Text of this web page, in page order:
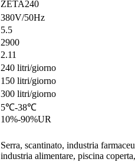
ZETA240
380V/50Hz
5.5
2900
2.11
240 litri/giorno
150 litri/giorno
300 litri/giorno
5℃-38℃
10%-90%UR
Serra, scantinato, industria
industria alimentare, piscina